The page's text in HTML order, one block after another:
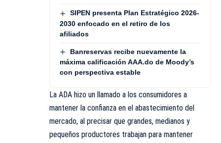
SIPEN presenta Plan Estratégico 2026-
2030 enfocado en el retiro de los
afiliados
Banreservas recibe nuevamente la
máxima calificación AAA.do de Moody’s
con perspectiva estable
La ADA hizo un llamado a los consumidores a
mantener la confianza en el abastecimiento del
mercado, al precisar que grandes, medianos y
pequeños productores trabajan para mantener